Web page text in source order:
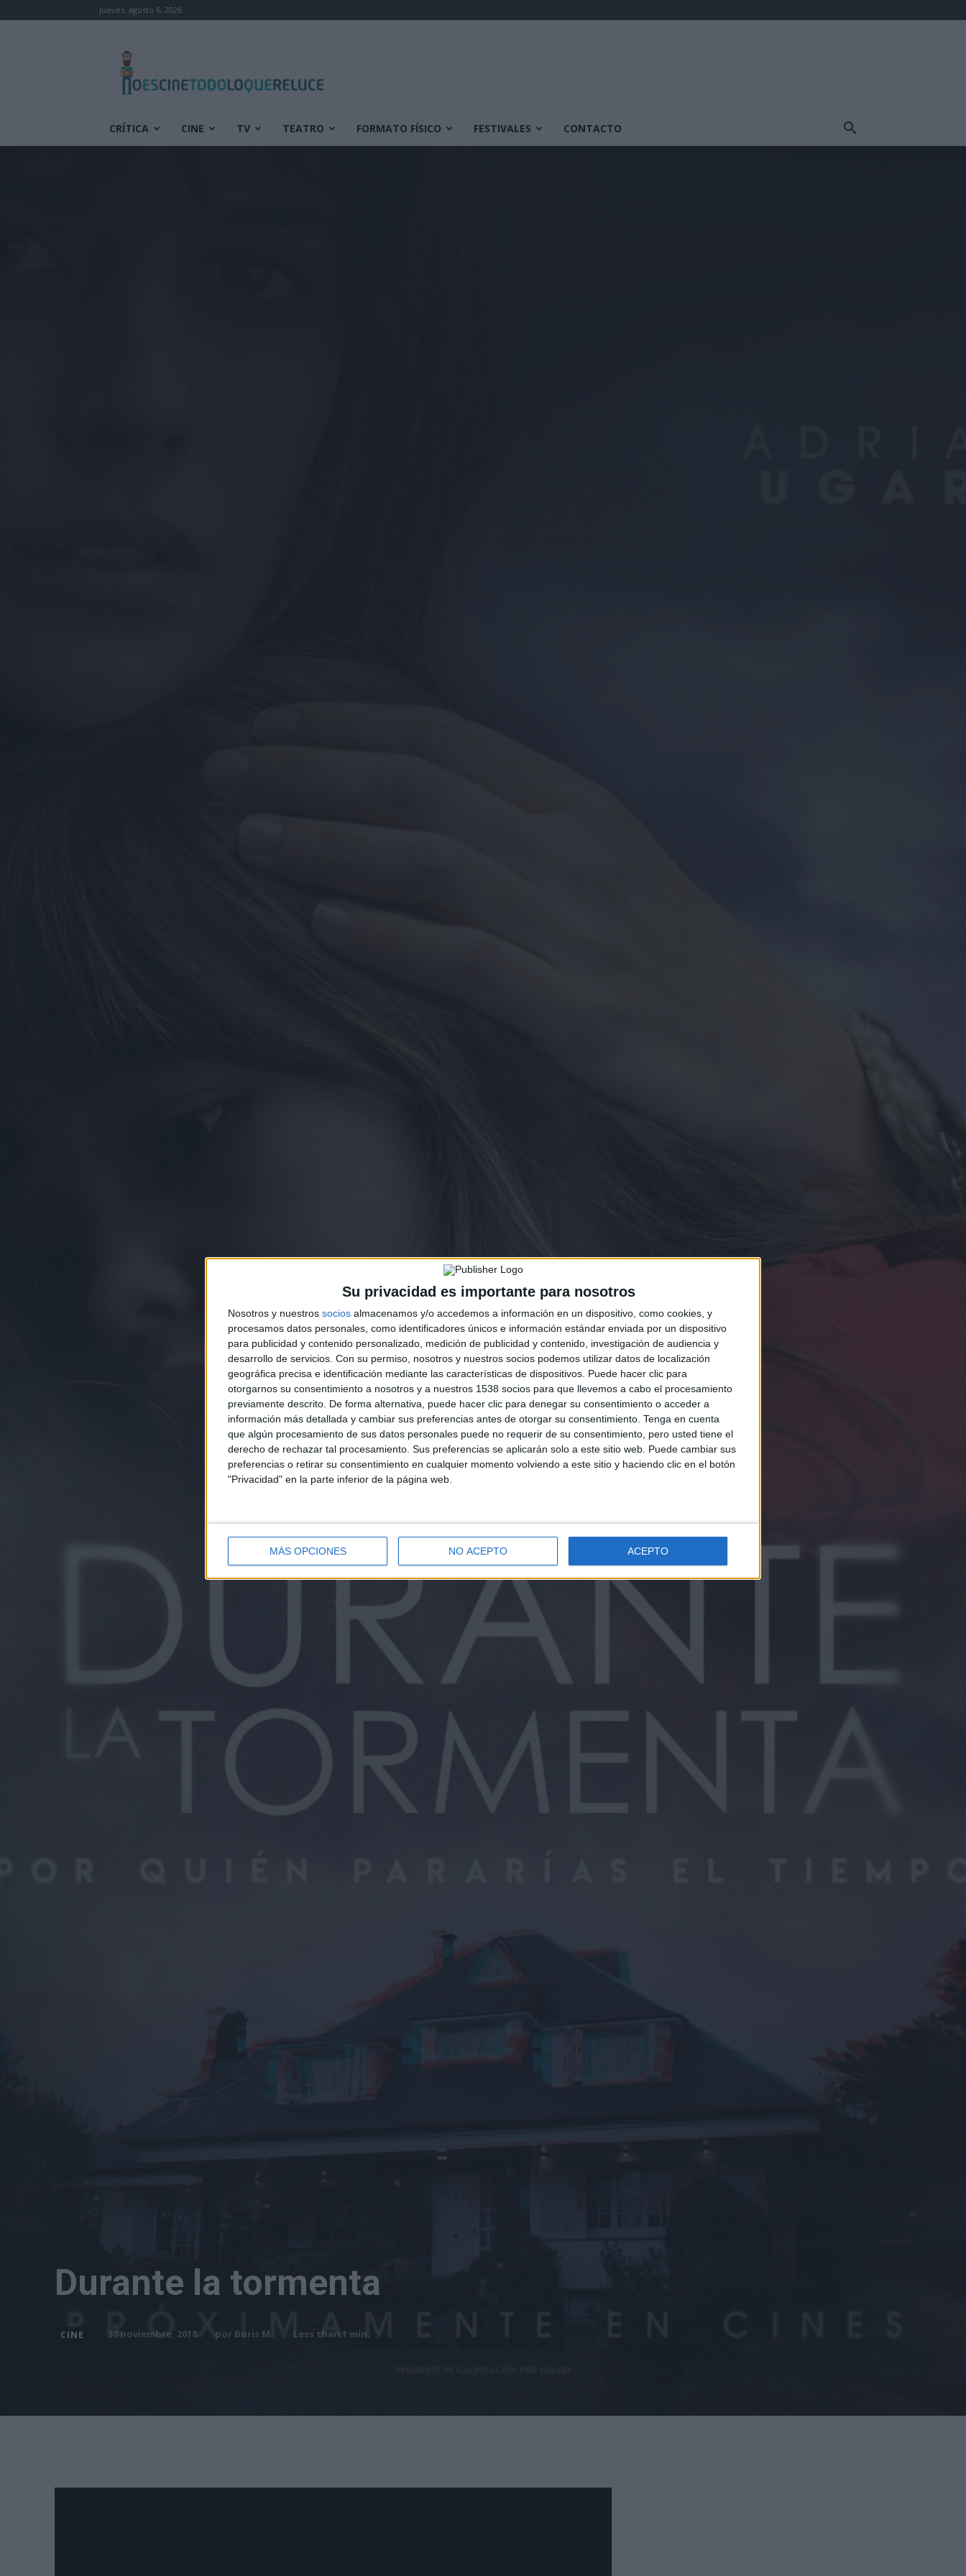
Su privacidad es importante para nosotros
Nosotros y nuestros socios almacenamos y/o accedemos a información en un dispositivo, como cookies, y
procesamos datos personales, como identificadores únicos e información estándar enviada por un dispositivo
para publicidad y contenido personalizado, medición de publicidad y contenido, investigación de audiencia y
desarrollo de servicios. Con su permiso, nosotros y nuestros socios podemos utilizar datos de localización
geográfica precisa e identificación mediante las características de dispositivos. Puede hacer clic para
otorgarnos su consentimiento a nosotros y a nuestros 1538 socios para que llevemos a cabo el procesamiento
previamente descrito. De forma alternativa, puede hacer clic para denegar su consentimiento o acceder a
información más detallada y cambiar sus preferencias antes de otorgar su consentimiento. Tenga en cuenta
que algún procesamiento de sus datos personales puede no requerir de su consentimiento, pero usted tiene el
derecho de rechazar tal procesamiento. Sus preferencias se aplicarán solo a este sitio web. Puede cambiar sus
preferencias o retirar su consentimiento en cualquier momento volviendo a este sitio y haciendo clic en el botón
"Privacidad" en la parte inferior de la página web.
MÁS OPCIONES NO ACEPTO ACEPTO
jueves, agosto 6, 2026
cine
todo
que
CRÍTICA CINE TV TEATRO FORMATO FÍSICO FESTIVALES CONTACTO
Durante la tormenta
CINE 30 noviembre, 2018 por Boris M. Less than 1 min.